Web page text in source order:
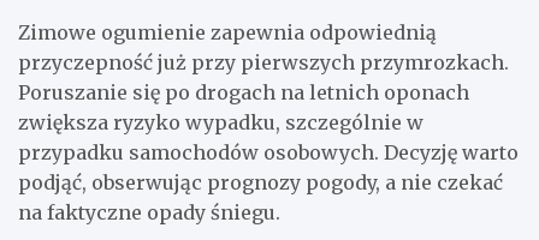
Zimowe ogumienie zapewnia odpowiednią
przyczepność już przy pierwszych przymrozkach.
Poruszanie się po drogach na letnich oponach
zwiększa ryzyko wypadku, szczególnie w
przypadku samochodów osobowych. Decyzję warto
podjąć, obserwując prognozy pogody, a nie czekać
na faktyczne opady śniegu.